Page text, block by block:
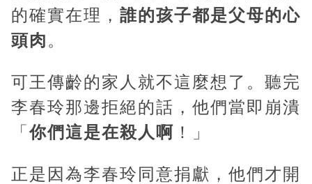
的確實在理， 誰的孩子都是父母的心
頭肉。
可王傳齡的家人就不這麼想了。聽完
李春玲那邊拒絕的話，他們當即崩潰
「你們這是在殺人啊 ！」
正是因為李春玲同意捐獻，他們才開